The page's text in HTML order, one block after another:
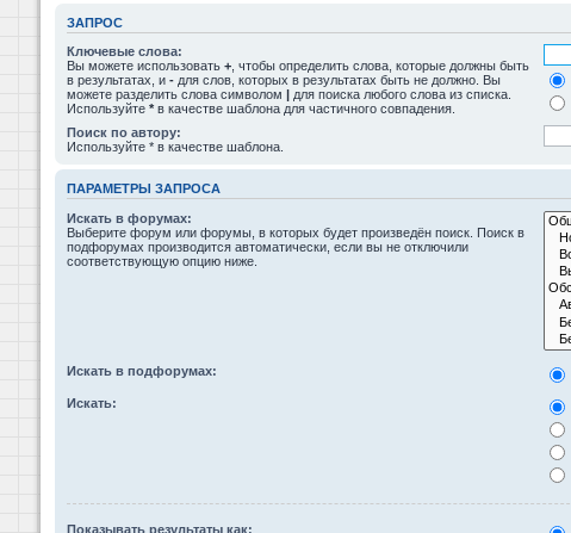
ЗАПРОС
Ключевые слова:
Вы можете использовать + , чтобы определить слова, которые должны быть
в результатах, и - для слов, которых в результатах быть не должно. Вы
можете разделить слова символом | для поиска любого слова из списка.
Используйте * в качестве шаблона для частичного совпадения.
Поиск по автору:
Используйте * в качестве шаблона.
ПАРАМЕТРЫ ЗАПРОСА
Искать в форумах:
Выберите форум или форумы, в которых будет произведён поиск. Поиск в
подфорумах производится автоматически, если вы не отключили
соответствующую опцию ниже.
Искать в подфорумах:
Искать:
Показывать результаты как: